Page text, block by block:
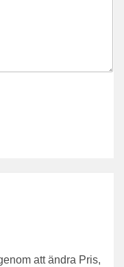
att ändra Pris,